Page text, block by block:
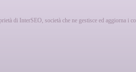
di InterSEO, società che ne gestisce ed aggiorna i